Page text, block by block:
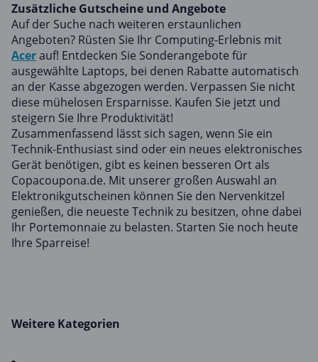
Zusätzliche Gutscheine und Angebote
Auf der Suche nach weiteren erstaunlichen
Angeboten? Rüsten Sie Ihr Computing-Erlebnis mit
Acerauf! Entdecken Sie Sonderangebote für
ausgewählte Laptops, bei denen Rabatte automatisch
an der Kasse abgezogen werden. Verpassen Sie nicht
diese mühelosen Ersparnisse. Kaufen Sie jetzt und
steigern Sie Ihre Produktivität!
Zusammenfassend lässt sich sagen, wenn Sie ein
Technik-Enthusiast sind oder ein neues elektronisches
Gerät benötigen, gibt es keinen besseren Ort als
Copacoupona.de. Mit unserer großen Auswahl an
Elektronikgutscheinen können Sie den Nervenkitzel
genießen, die neueste Technik zu besitzen, ohne dabei
Ihr Portemonnaie zu belasten. Starten Sie noch heute
Ihre Sparreise!
Weitere Kategorien